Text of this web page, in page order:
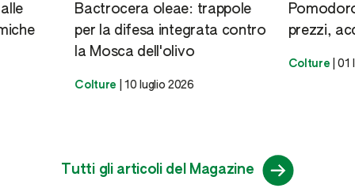
Bactrocera oleae: trappole
per la difesa integrata contro
la Mosca dell'olivo
Colture |10 luglio 2026
prezzi,
Colture |01
Tutti gli articoli del Magazine